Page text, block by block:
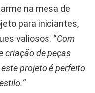
na mesa de
para iniciantes,
valiosos. “Com
criação de peças
projeto é perfeito
“